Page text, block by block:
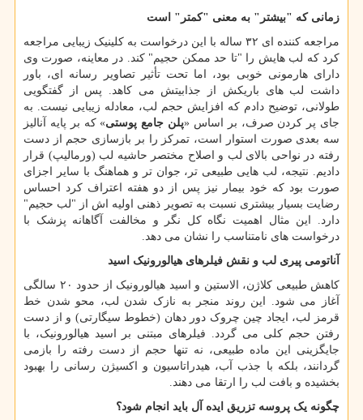
زمانی که "بیشتر" به معنی "کمتر" است
مراجعه کننده ای ۳۲ ساله با این درخواست به کلینیک زیبایی مراجعه
کرد که لب هایش را "تا حد ممکن حجیم" کند. در معاینه، صورت وی
دارای هارمونی خوبی بود، اما تحت تأثیر تصاویر رسانه ای، باور
داشت لب های باریکش از جذابیتش می کاهد. پس از گفتگویی
طولانی، توضیح دادم که افزایش حجم لب، معادله زیبایی نیست. به
جای پر کردن صرف، بر اساس «پلن جامع پوستی» که بر پایه آنالیز
سه بعدی صورت استوار است، تمرکز را بر بازسازی حجم از دست
رفته در نواحی بالای لب و اصلاح مختصر حاشیه لب (ورمالیپ) قرار
دادیم. نتیجه، لب هایی طبیعی تر، جوان تر و هماهنگ با سایر اجزای
صورت بود که خود بیمار نیز پس از دو هفته اعتراف کرد احساس
رضایت بسیار بیشتری نسبت به تصویر ذهنی اولیه اش از "لب حجیم"
دارد. این مثال اهمیت نگاه کل نگر و مخالفت آگاهانه پزشک با
درخواست های نامتناسب را نشان می دهد.
آناتومی پیری لب و نقش فیلرهای هیالورونیک اسید
کاهش طبیعی کلاژن، الاستین و اسید هیالورونیک از حدود ۲۰ سالگی
آغاز می شود. این روند منجر به نازک شدن لب، محو شدن خط
قرمز لب، ایجاد چین چروک دور دهان (خطوط سیگارتی) و از دست
رفتن حجم کلی می گردد. فیلرهای مبتنی بر اسید هیالورونیک، با
جایگزینی این ماده طبیعی، نه تنها حجم از دست رفته را بازمی
گردانند، بلکه با جذب آب، هیدراتاسیون و اکسیژن رسانی را بهبود
بخشیده و بافت لب را ارتقا می دهند.
چگونه یک پروسه تزریق ایده آل باید انجام شود؟